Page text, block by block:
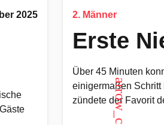
2025 2. Männer
Erste
Über 45 Minuten
einigermaßen Schritt
zündete der Favorit
davon. Viele